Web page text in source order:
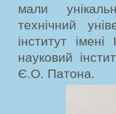
мали
технічний
інститут
науковий
Є.О. Патона.